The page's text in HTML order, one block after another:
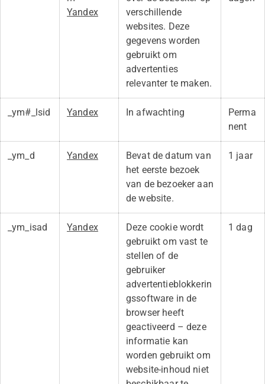
Yandex
verschillende
websites. Deze
gegevens worden
gebruikt om
advertenties
relevanter te maken.
_ym#_lsid Yandex In afwachting
Perma
nent
_ym_d Yandex
Bevat de datum van
het eerste bezoek
van de bezoeker aan
de website.
1 jaar
_ym_isad Yandex
Deze cookie wordt
gebruikt om vast te
stellen of de
gebruiker
advertentieblokkerin
gssoftware in de
browser heeft
geactiveerd – deze
informatie kan
worden gebruikt om
website-inhoud niet
1 dag